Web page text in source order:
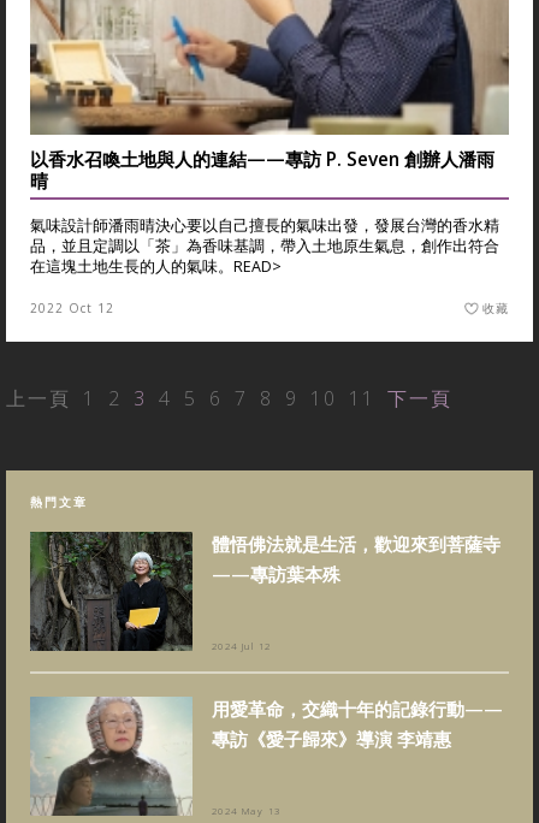
以香水召喚土地與人的連結——專訪 P. Seven 創辦人潘雨
晴
氣味設計師潘雨晴決心要以自己擅長的氣味出發，發展台灣的香水精
品，並且定調以「茶」為香味基調，帶入土地原生氣息，創作出符合
在這塊土地生長的人的氣味。 READ>
2022 Oct 12 收藏
上一頁 1 2 3 4 5 6 7 8 9 10 11 下一頁
熱門文章
體悟佛法就是生活，歡迎來到菩薩寺
——專訪葉本殊
2024 Jul 12
用愛革命，交織十年的記錄行動——
專訪《愛子歸來》導演 李靖惠
2024 May 13